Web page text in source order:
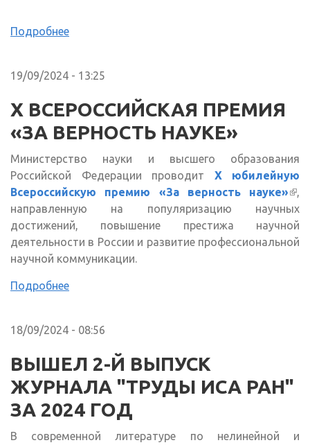
Подробнее
19/09/2024 - 13:25
X ВСЕРОССИЙСКАЯ ПРЕМИЯ
«ЗА ВЕРНОСТЬ НАУКЕ»
Министерство науки и высшего образования
Российской Федерации проводит X юбилейную
Всероссийскую премию «За верность науке»
,
направленную на популяризацию научных
достижений, повышение престижа научной
деятельности в России и развитие профессиональной
научной коммуникации.
Подробнее
18/09/2024 - 08:56
ВЫШЕЛ 2-Й ВЫПУСК
ЖУРНАЛА "ТРУДЫ ИСА РАН"
ЗА 2024 ГОД
В современной литературе по нелинейной и